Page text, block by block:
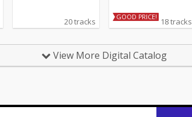
20 tracks GOOD PRICE! 18 tracks
View More Digital Catalog